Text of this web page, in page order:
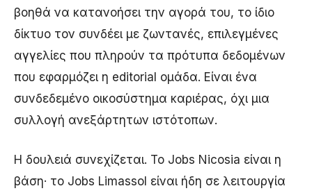
βοηθά να κατανοήσει την αγορά του, το ίδιο
δίκτυο τον συνδέει με ζωντανές, επιλεγμένες
αγγελίες που πληρούν τα πρότυπα δεδομένων
που εφαρμόζει η editorial ομάδα. Είναι ένα
συνδεδεμένο οικοσύστημα καριέρας, όχι μια
συλλογή ανεξάρτητων ιστότοπων.
Η δουλειά συνεχίζεται. Το Jobs Nicosia είναι η
βάση· το Jobs Limassol είναι ήδη σε λειτουργία